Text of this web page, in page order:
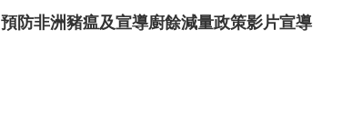
預防非洲豬瘟及宣導廚餘減量政策影片宣導